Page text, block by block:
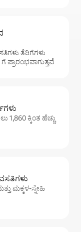
ತೆರಿಗೆಗಳು
ಗೆ ಪ್ರಾರಂಭವಾಗುತ್ತವೆ
ಕ್ಕಿಂತ ಹೆಚ್ಚು
ಮಕ್ಕಳ-ಸ್ನೇಹಿ